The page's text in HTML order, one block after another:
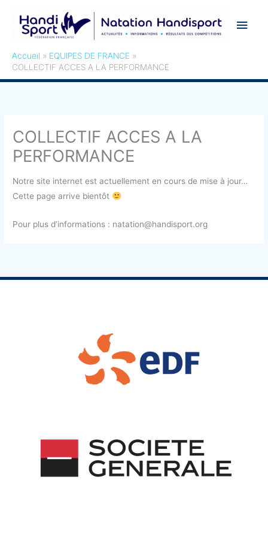
contenu
Accueil
EQUIPES DE FRANCE
COLLECTIF ACCES A LA PERFORMANCE
COLLECTIF ACCES A LA
PERFORMANCE
Notre site internet est actuellement en cours de mise à jour…
Cette page arrive bientôt
Pour plus d’informations : natation@handisport.org